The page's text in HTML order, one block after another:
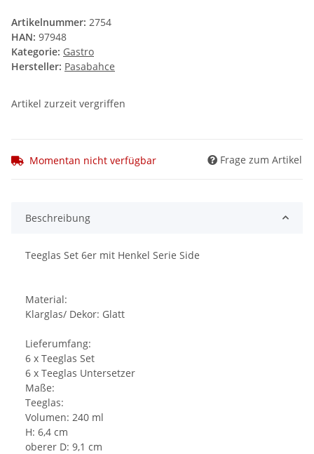
Artikelnummer: 2754
HAN: 97948
Kategorie: Gastro
Hersteller: Pasabahce
Artikel zurzeit vergriffen
Momentan nicht verfügbar Frage zum Artikel
Beschreibung
Teeglas Set 6er mit Henkel Serie Side
Material:
Klarglas/ Dekor: Glatt
Lieferumfang:
6 x Teeglas Set
6 x Teeglas Untersetzer
Maße:
Teeglas:
Volumen: 240 ml
H: 6,4 cm
oberer D: 9,1 cm